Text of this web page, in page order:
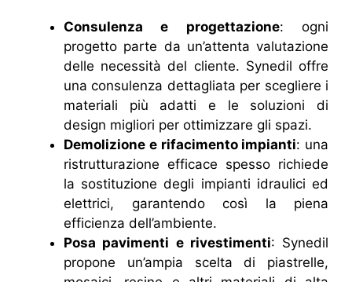
Consulenza e progettazione: ogni
progetto parte da un’attenta valutazione
delle necessità del cliente. Synedil offre
una consulenza dettagliata per scegliere i
materiali più adatti e le soluzioni di
design migliori per ottimizzare gli spazi.
Demolizione e rifacimento impianti: una
ristrutturazione efficace spesso richiede
la sostituzione degli impianti idraulici ed
elettrici, garantendo così la piena
efficienza dell’ambiente.
Posa pavimenti e rivestimenti: Synedil
propone un’ampia scelta di piastrelle,